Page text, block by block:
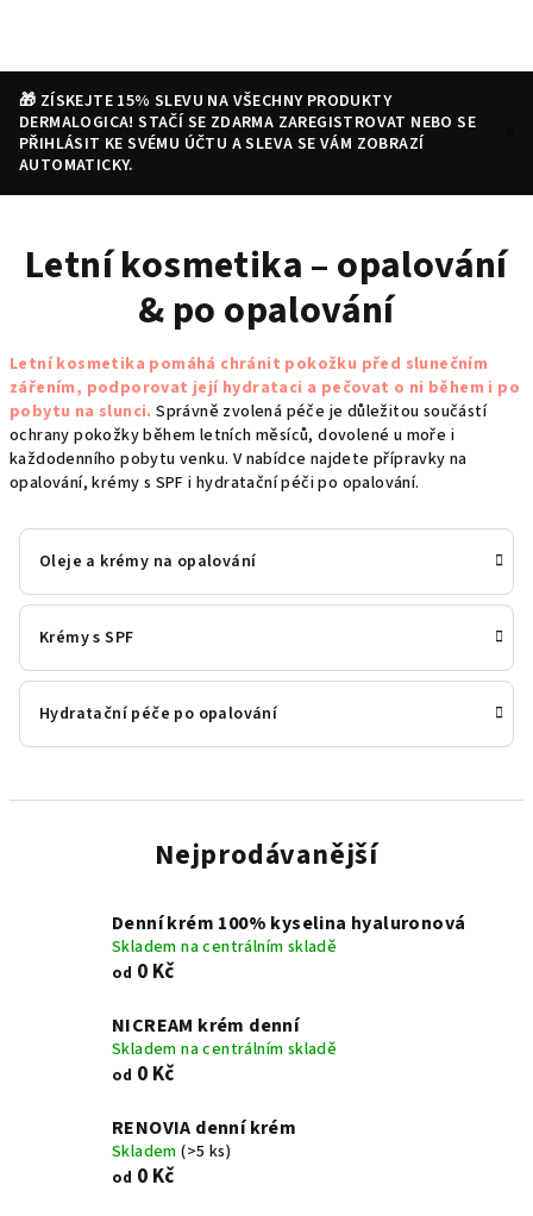
🎁 ZÍSKEJTE 15% SLEVU NA VŠECHNY PRODUKTY
DERMALOGICA! STAČÍ SE ZDARMA ZAREGISTROVAT NEBO SE
PŘIHLÁSIT KE SVÉMU ÚČTU A SLEVA SE VÁM ZOBRAZÍ
AUTOMATICKY.
HledatPřihlášeníNákupní
košík
Letní kosmetika – opalování
& po opalování
Letní kosmetika pomáhá chránit pokožku před slunečním
zářením, podporovat její hydrataci a pečovat o ni během i po
pobytu na slunci. Správně zvolená péče je důležitou součástí
ochrany pokožky během letních měsíců, dovolené u moře i
každodenního pobytu venku. V nabídce najdete přípravky na
opalování, krémy s SPF i hydratační péči po opalování.
Oleje a krémy na opalování
Krémy s SPF
Hydratační péče po opalování
Nejprodávanější
Denní krém 100% kyselina hyaluronová
Skladem na centrálním skladě
od 0 Kč
NICREAM krém denní
Skladem na centrálním skladě
od 0 Kč
RENOVIA denní krém
Skladem(>5 ks)
od 0 Kč